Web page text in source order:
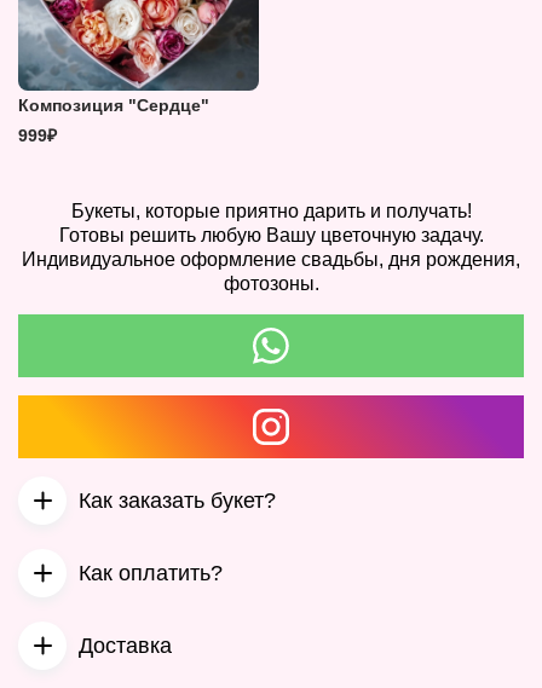
Композиция "Сердце"
999₽
Букеты, которые приятно дарить и получать!
Готовы решить любую Вашу цветочную задачу.
Индивидуальное оформление свадьбы, дня рождения,
фотозоны.
Как заказать букет?
Вы выбираете понравившийся букет или букет, который
Как оплатить?
оплаты:
Доставка